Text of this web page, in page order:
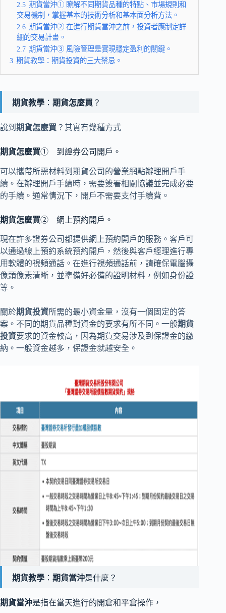
2.5 期貨當沖① 瞭解不同期貨品種的特點、市場規則和
交易機制，掌握基本的技術分析和基本面分析方法。
2.6 期貨當沖② 在進行期貨當沖之前，投資者應制定詳
細的交易計畫。
2.7 期貨當沖③ 風險管理是實現穩定盈利的關鍵。
3 期貨教學：期貨投資的三大禁忌。
期貨教學 ： 期貨怎麼買 ？
說到 期貨怎麼買 ？其實有幾種方式
期貨怎麼買① 到證券公司開戶。
可以攜帶所需材料到期貨公司的營業網點辦理開戶手
續。在辦理開戶手續時，需要簽署相關協議並完成必要
的手續。通常情況下，開戶不需要支付手續費。
期貨怎麼買② 網上預約開戶。
現在許多證券公司都提供網上預約開戶的服務。客戶可
以通過線上預約系統預約開戶，然後與客戶經理進行專
用軟體的視頻通話。在進行視頻通話前，請確保電腦攝
像頭像素清晰，並準備好必備的證明材料，例如身份證
等。
關於期貨投資所需的最小資金量，沒有一個固定的答
案。不同的期貨品種對資金的要求有所不同。一般期貨
投資要求的資金較高，因為期貨交易涉及到保證金的繳
納。一般資金越多，保證金就越安全。
期貨教學 ： 期貨當沖是什麼？
期貨當沖是指在當天進行的開倉和平倉操作，